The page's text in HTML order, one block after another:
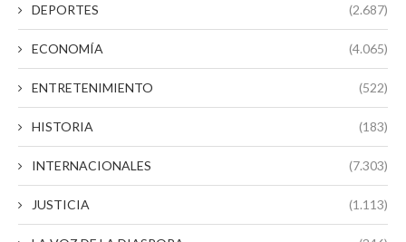
DEPORTES (2.687)
ECONOMÍA (4.065)
ENTRETENIMIENTO (522)
HISTORIA (183)
INTERNACIONALES (7.303)
JUSTICIA (1.113)